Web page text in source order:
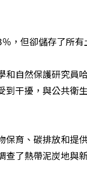
，但卻儲存了所有
和自然保護研究員
干擾，與公共衛
保育、碳排放和提
了熱帶​​泥炭地與